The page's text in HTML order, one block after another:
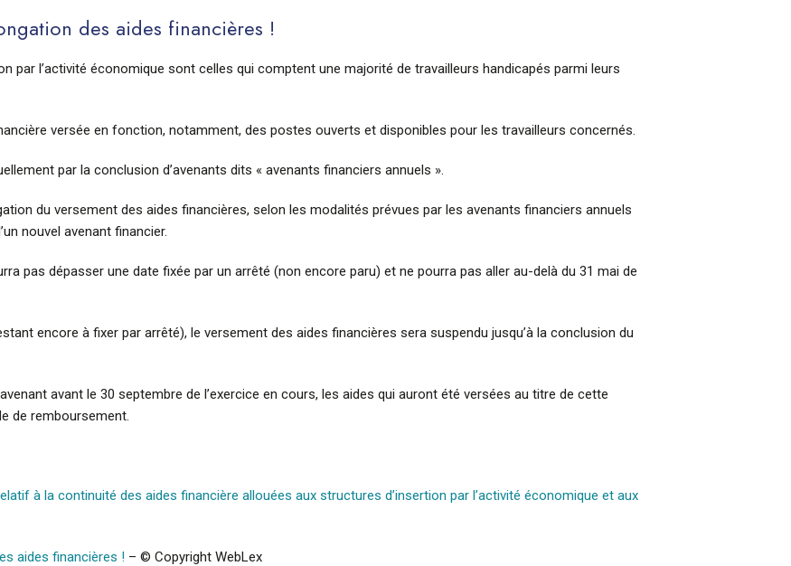
des aides financières !
par l’activité économique sont celles qui comptent une majorité de travailleurs handicapés parmi leurs
versée en fonction, notamment, des postes ouverts et disponibles pour les travailleurs concernés.
par la conclusion d’avenants dits « avenants financiers annuels ».
du versement des aides financières, selon les modalités prévues par les avenants financiers annuels
nouvel avenant financier.
pas dépasser une date fixée par un arrêté (non encore paru) et ne pourra pas aller au-delà du 31 mai de
encore à fixer par arrêté), le versement des aides financières sera suspendu jusqu’à la conclusion du
avant le 30 septembre de l’exercice en cours, les aides qui auront été versées au titre de cette
de remboursement.
à la continuité des aides financière allouées aux structures d’insertion par l’activité économique et aux
aides financières ! – © Copyright WebLex